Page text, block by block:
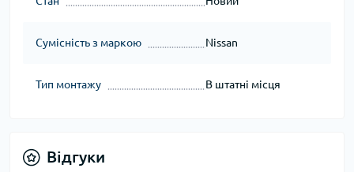
Сумісність з маркою Nissan
Тип монтажу В штатні місця
Відгуки